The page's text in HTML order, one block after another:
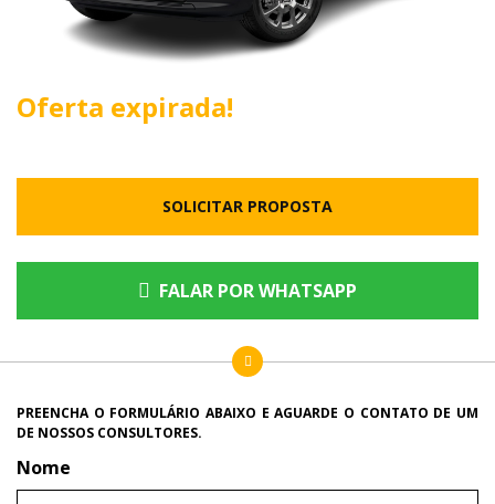
Oferta expirada!
SOLICITAR PROPOSTA
FALAR POR WHATSAPP
PREENCHA O FORMULÁRIO ABAIXO E AGUARDE O CONTATO DE UM
DE NOSSOS CONSULTORES.
Nome